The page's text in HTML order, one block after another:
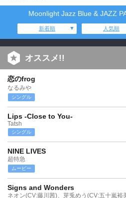
Moonlight Jazz Blue & JAZZ
新着順 人気順
オススメ!!
恋のfrog
なるみや
シングル
Lips -Close to You-
Tatsh
シングル
NINE LIVES
超特急
ムービー
Signs and Wonders
ネオン(CV:藤川茜)、芽兎めう(CV:五十嵐裕